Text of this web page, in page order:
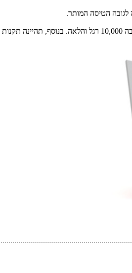
הטיסה המותר.
מרגע סגירת הדלתות ועד הגעה לגובה 10,000 רגל והלאה.